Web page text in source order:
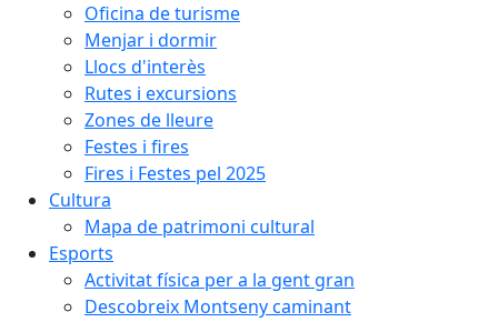
Oficina de turisme
Menjar i dormir
Llocs d'interès
Rutes i excursions
Zones de lleure
Festes i fires
Fires i Festes pel 2025
Cultura
Mapa de patrimoni cultural
Esports
Activitat física per a la gent gran
Descobreix Montseny caminant